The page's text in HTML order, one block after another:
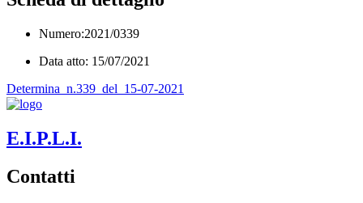
Numero:2021/0339
Data atto: 15/07/2021
Determina_n.339_del_15-07-2021
E.I.P.L.I.
Contatti